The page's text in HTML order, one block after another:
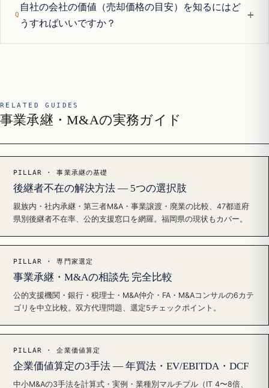
自社の会社の価値（売却価格の目安）を知るにはど
うすればいいですか？
+
RELATED GUIDES
事業承継・M&Aの実務ガイド
PILLAR · 事業承継の基礎
後継者不在の解決方法 — 5つの選択肢
親族内・社内承継・第三者M&A・事業譲渡・廃業の比較、47都道府
県別後継者不在率、公的支援窓口を網羅。福岡県の現状もカバー。
PILLAR · 専門家選定
事業承継・M&Aの相談先 完全比較
公的支援機関・銀行・税理士・M&A仲介・FA・M&Aコンサルの6カテ
ゴリを中立比較。双方代理問題、選定5チェックポイント。
PILLAR · 企業価値算定
企業価値算定の3手法 — 年買法・EV/EBITDA・DCF
中小M&Aの3手法を計算式・実例・業種別マルチプル（IT 4〜8倍、